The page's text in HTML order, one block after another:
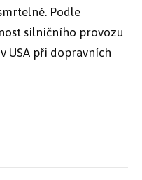
Podle
silničního provozu
USA při dopravních